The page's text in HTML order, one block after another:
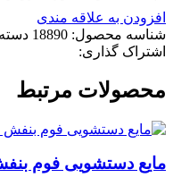
افزودن به علاقه مندی
شناسه محصول: 18890
اشتراک گذاری:
محصولات مرتبط
مایع دستشویی فوم